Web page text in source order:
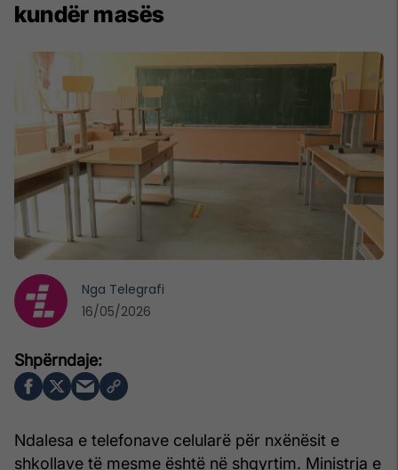
kundër masës
Ndalesa e telefonave celularë për nxënësit e
shkollave të mesme është në shqyrtim. Ministrja e
Nga Telegrafi
16/05/2026